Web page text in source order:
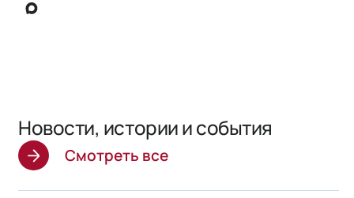
Новости, истории и события
Смотреть все